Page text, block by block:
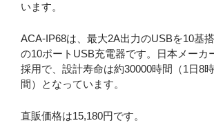
います。
ACA-IP68は、最大2A出力のUSBを10基
の10ポートUSB充電器です。日本メーカ
採用で、設計寿命は約30000時間（1日8
間）となっています。
直販価格は15,180円です。